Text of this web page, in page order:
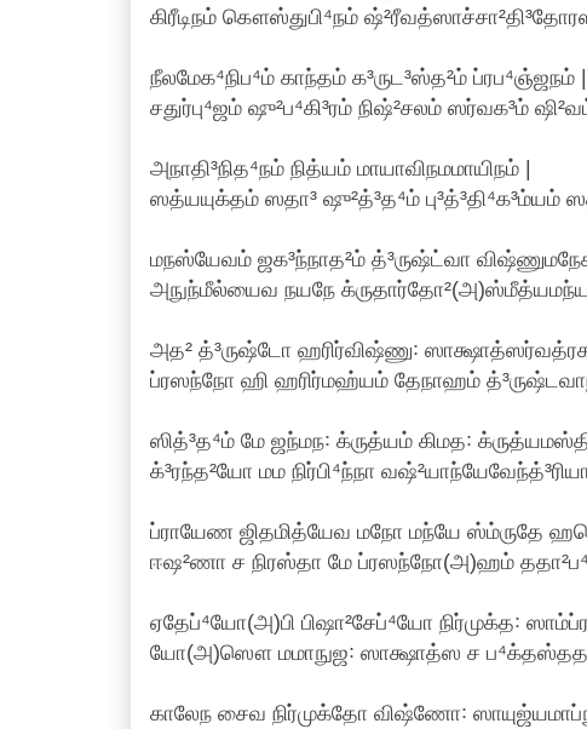
கிரீடிநம் கௌஸ்துபி⁴நம்
நீலமேக⁴நிப⁴ம் காந்தம் க³ருட³ஸ்த²ம் ப்ரப⁴ஞ்ஜநம் |
சதுர்பு⁴ஜம் ஷு²ப⁴கி³ரம் நிஷ்²சலம் ஸர்வக³ம்
அநாதி³நித⁴நம் நித்யம் மாயாவிநமமாயிநம் |
ஸத்யயுக்தம் ஸதா³ ஷு²த்³த⁴ம் பு³த்³தி⁴க³ம்யம்
மநஸ்யேவம் ஜக³ந்நாத²ம் த்³ருஷ்ட்வா
அநுந்மீல்யைவ நயநே
அத² த்³ருஷ்டோ ஹரிர்விஷ்ணு꞉
ப்ரஸந்நோ ஹி ஹரிர்மஹ்யம் தேநாஹம்
ஸித்³த⁴ம் மே ஜந்மந꞉ க்ருத்யம் கிமத꞉
க்³ரந்த²யோ மம நிர்பி⁴ந்நா
ப்ராயேண ஜிதமித்யேவ மநோ மந்யே ஸ்ம்ருதே
ஈஷ²ணா ச நிரஸ்தா மே ப்ரஸந்நோ(அ)ஹம்
ஏதேப்⁴யோ(அ)பி பிஷா²சேப்⁴யோ நிர்முக்த꞉
யோ(அ)ஸௌ மமாநுஜ꞉ ஸாக்ஷாத்ஸ ச
காலேந சைவ நிர்முக்தோ விஷ்ணோ꞉